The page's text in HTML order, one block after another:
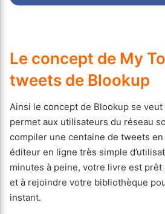
Le concept de My
tweets de Blookup
Ainsi le concept de Blookup se
permet aux utilisateurs du réseau
compiler une centaine de tweets
éditeur en ligne très simple
minutes à peine, votre livre est prêt
et à rejoindre votre bibliothèque
instant.